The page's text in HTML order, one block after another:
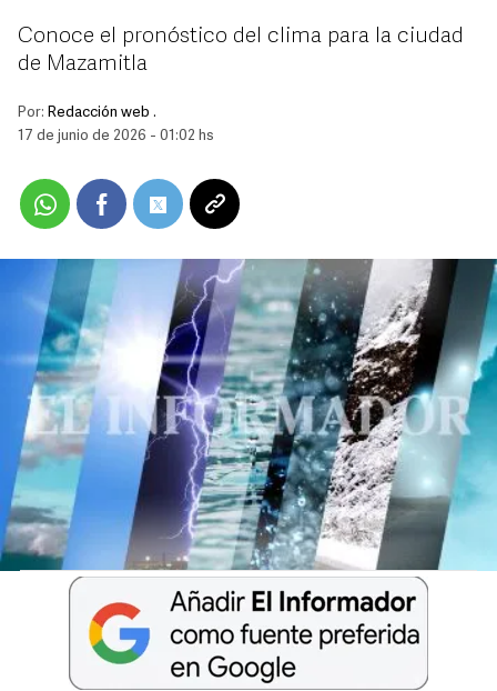
Conoce el pronóstico del clima para la ciudad
de Mazamitla
Por: Redacción web .
17 de junio de 2026 - 01:02 hs